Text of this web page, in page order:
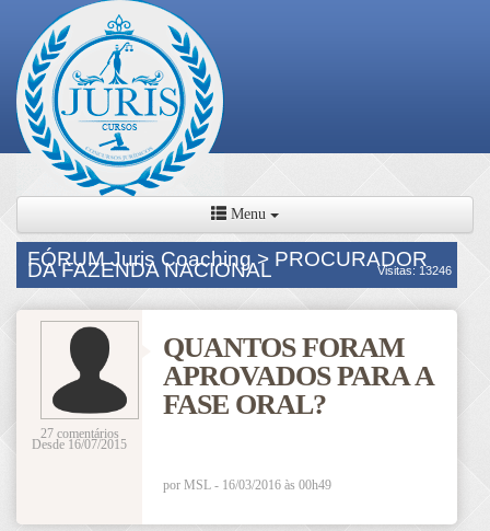
Menu
FÓRUM Juris Coaching > PROCURADOR
DA FAZENDA NACIONAL Visitas: 13246
27 comentários
Desde 16/07/2015
QUANTOS FORAM
APROVADOS PARA A
FASE ORAL?
por MSL - 16/03/2016 às 00h49